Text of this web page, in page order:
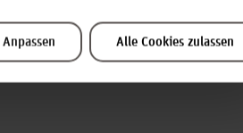
Anpassen Alle Cookies zulassen